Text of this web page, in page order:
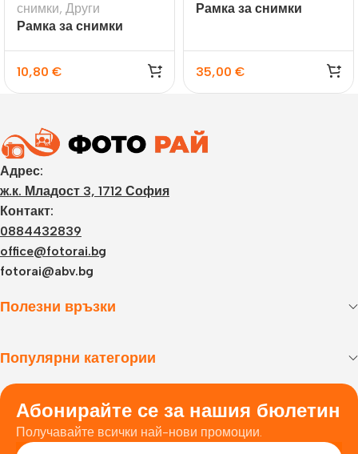
снимки, Други
Рамка за снимки
10,80 €
Рамка за снимки
35,00 €
Адрес:
ж.к. Младост 3, 1712 София
Контакт:
0884432839
office@fotorai.bg
fotorai@abv.bg
Полезни връзки
Популярни категории
Абонирайте се за нашия бюлетин
Получавайте всички най-нови промоции.